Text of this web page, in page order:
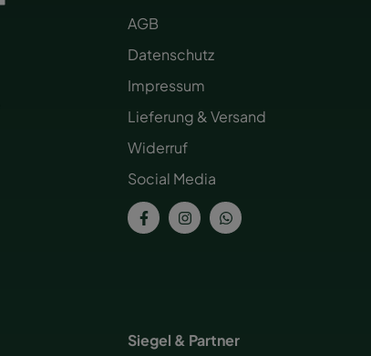
AGB
Datenschutz
Impressum
Lieferung & Versand
Widerruf
Social Media
Siegel & Partner